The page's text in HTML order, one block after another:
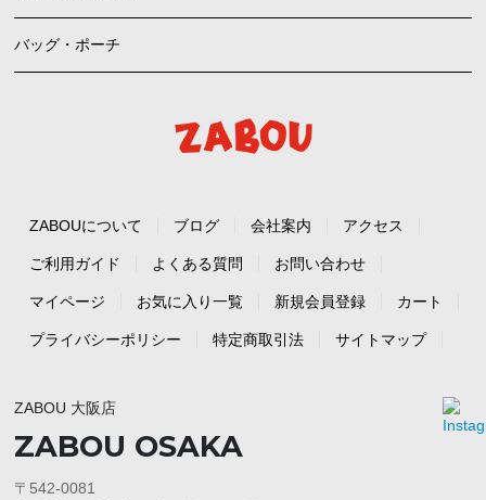
バッグ・ポーチ
ZABOUについて ブログ 会社案内 アクセス
ご利用ガイド よくある質問 お問い合わせ
マイページ お気に入り一覧 新規会員登録 カート
プライバシーポリシー 特定商取引法 サイトマップ
ZABOU 大阪店
ZABOU OSAKA
〒542-0081